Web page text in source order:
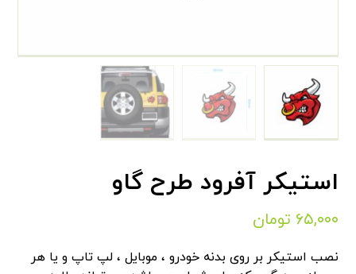
استیکر آفرود طرح گاو
۶۵,۰۰۰ تومان
نصب استیکر بر روی بدنه خودرو ، موبایل ، لپ تاپ و یا هر